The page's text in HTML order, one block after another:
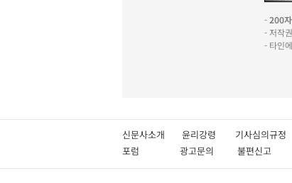
-200자
- 저작
- 타인
신문사소개 윤리강령 기사심의규
포럼
광고문의 불편신고